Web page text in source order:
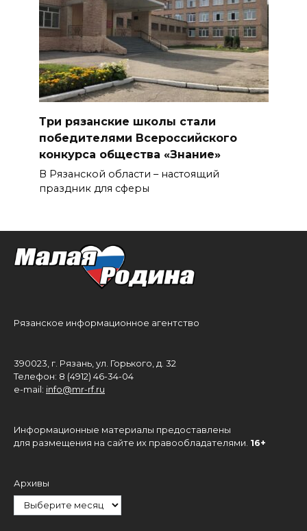
Три рязанские школы стали
победителями Всероссийского
конкурса общества «Знание»
В Рязанской области – настоящий
праздник для сферы
Рязанское информационное агентство
390023, г. Рязань, ул. Горького, д. 32
Телефон: 8 (4912) 46-34-04
e-mail: info@mr-rf.ru
Информационные материалы предоставлены
для размещения на сайте их правообладателями. 16+
Архивы